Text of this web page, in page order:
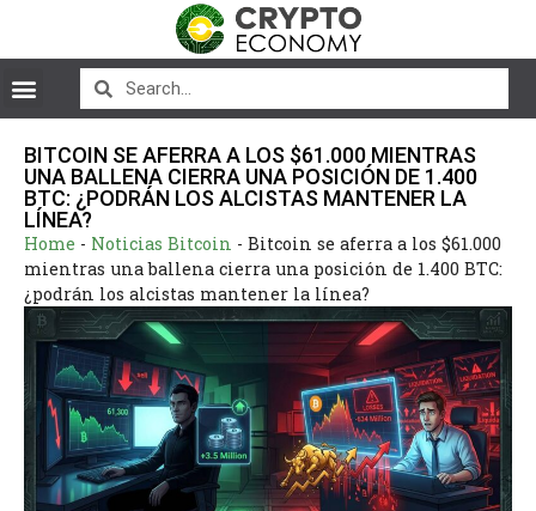
BITCOIN SE AFERRA A LOS $61.000 MIENTRAS
UNA BALLENA CIERRA UNA POSICIÓN DE 1.400
BTC: ¿PODRÁN LOS ALCISTAS MANTENER LA
LÍNEA?
Home - Noticias Bitcoin - Bitcoin se aferra a los $61.000
mientras una ballena cierra una posición de 1.400 BTC:
¿podrán los alcistas mantener la línea?